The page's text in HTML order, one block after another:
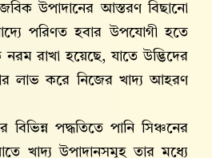
উপাদানের আস্তরণ বিছানো
পরিণত হবার উপযোগী হতে
রাখা হয়েছে, যাতে উদ্ভিদের
লাভ করে নিজের খাদ্য আহরণ
বিভিন্ন পদ্ধতিতে পানি সিঞ্চনের
খাদ্য উপাদানসমূহ তার মধ্যে